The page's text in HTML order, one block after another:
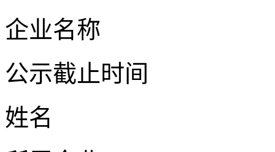
企业名称
公示截止时间
姓名